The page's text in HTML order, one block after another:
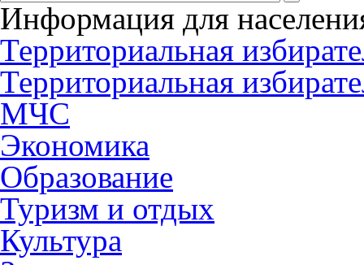
Информация для
Территориальная
Территориальная
МЧС
Экономика
Образование
Туризм и отдых
Культура